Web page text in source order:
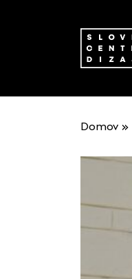
Domov »